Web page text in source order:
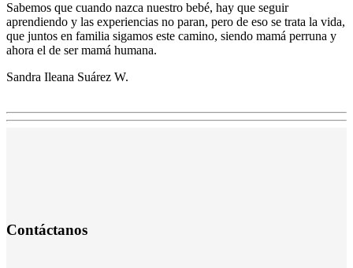
Sabemos que cuando nazca nuestro bebé, hay que seguir
aprendiendo y las experiencias no paran, pero de eso se trata la vida,
que juntos en familia sigamos este camino, siendo mamá perruna y
ahora el de ser mamá humana.
Sandra Ileana Suárez W.
Contáctanos